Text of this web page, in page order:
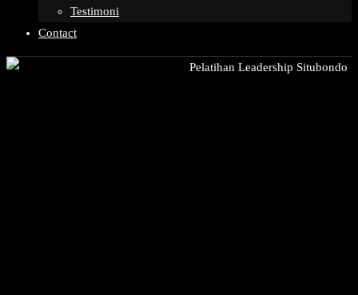
Testimoni
Contact